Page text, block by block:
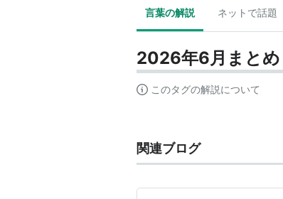
言葉の解説 ネットで話題
2026年6月まとめ
このタグの解説について
関連ブログ